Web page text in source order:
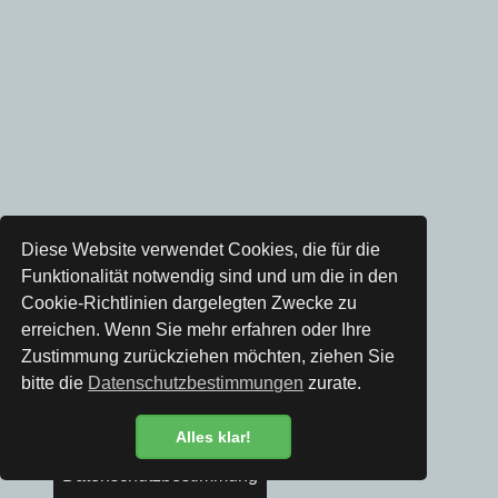
Diese Website verwendet Cookies, die für die
Funktionalität notwendig sind und um die in den
Cookie-Richtlinien dargelegten Zwecke zu
erreichen. Wenn Sie mehr erfahren oder Ihre
Zustimmung zurückziehen möchten, ziehen Sie
bitte die Datenschutzbestimmungen zurate.
Alles klar!